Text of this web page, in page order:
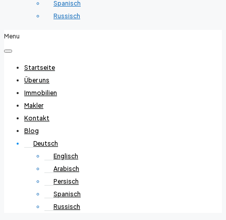
Spanisch
Russisch
Menu
Startseite
Über uns
Immobilien
Makler
Kontakt
Blog
Deutsch
Englisch
Arabisch
Persisch
Spanisch
Russisch